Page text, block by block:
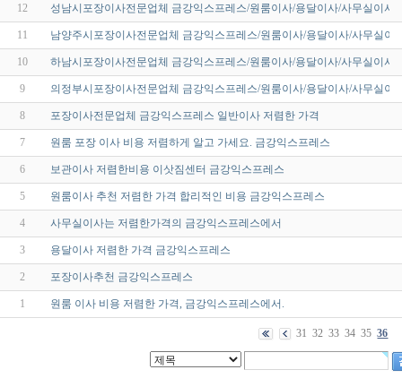
12 성남시포장이사전문업체 금강익스프레스/원룸이사/용달이사/사무실이
11 남양주시포장이사전문업체 금강익스프레스/원룸이사/용달이사/사무실
10 하남시포장이사전문업체 금강익스프레스/원룸이사/용달이사/사무실이
9 의정부시포장이사전문업체 금강익스프레스/원룸이사/용달이사/사무실
8 포장이사전문업체 금강익스프레스 일반이사 저렴한 가격
7 원룸 포장 이사 비용 저렴하게 알고 가세요. 금강익스프레스
6 보관이사 저렴한비용 이삿짐센터 금강익스프레스
5 원룸이사 추천 저렴한 가격 합리적인 비용 금강익스프레스
4 사무실이사는 저렴한가격의 금강익스프레스에서
3 용달이사 저렴한 가격 금강익스프레스
2 포장이사추천 금강익스프레스
1 원룸 이사 비용 저렴한 가격, 금강익스프레스에서.
31 32 33 34 35 36